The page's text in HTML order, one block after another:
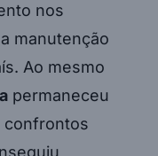
nos
manutenção
Ao mesmo
permaneceu
confrontos